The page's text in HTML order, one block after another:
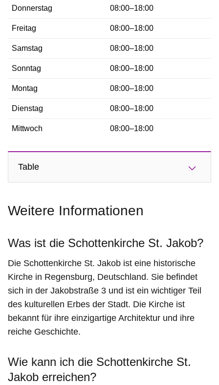
Donnerstag 08:00–18:00
Freitag 08:00–18:00
Samstag 08:00–18:00
Sonntag 08:00–18:00
Montag 08:00–18:00
Dienstag 08:00–18:00
Mittwoch 08:00–18:00
Table
Weitere Informationen
Was ist die Schottenkirche St. Jakob?
Die Schottenkirche St. Jakob ist eine historische
Kirche in Regensburg, Deutschland. Sie befindet
sich in der Jakobstraße 3 und ist ein wichtiger Teil
des kulturellen Erbes der Stadt. Die Kirche ist
bekannt für ihre einzigartige Architektur und ihre
reiche Geschichte.
Wie kann ich die Schottenkirche St.
Jakob erreichen?